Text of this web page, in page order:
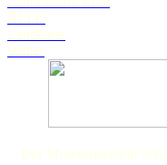
BLFD
Landkarte
Wetter
Der Museumsverein